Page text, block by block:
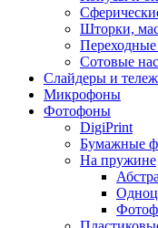
Шторки,
Переходные
Сотовые
Слайдеры и
Микрофоны
Фотофоны
DigiPrint
Бумажные
На пружине